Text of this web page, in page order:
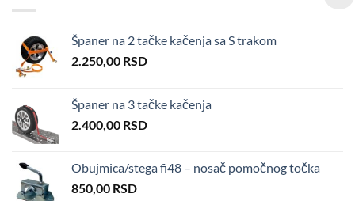
Španer na 2 tačke kačenja sa S trakom
2.250,00 RSD
Španer na 3 tačke kačenja
2.400,00 RSD
Obujmica/stega fi48 – nosač pomočnog točka
850,00 RSD